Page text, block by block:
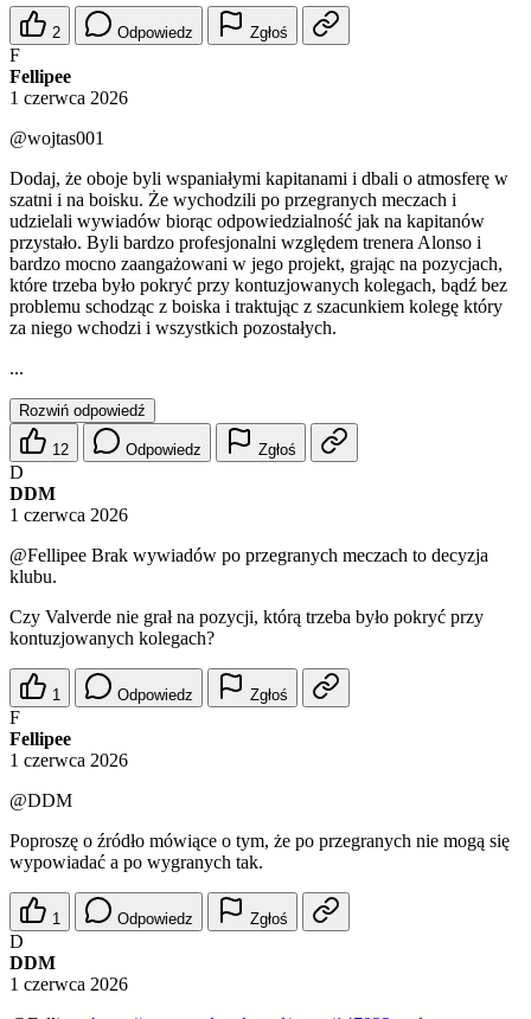
2 Odpowiedz Zgłoś
F
Fellipee
1 czerwca 2026
@wojtas001
Dodaj, że oboje byli wspaniałymi kapitanami i dbali o atmosferę w
szatni i na boisku. Że wychodzili po przegranych meczach i
udzielali wywiadów biorąc odpowiedzialność jak na kapitanów
przystało. Byli bardzo profesjonalni względem trenera Alonso i
bardzo mocno zaangażowani w jego projekt, grając na pozycjach,
które trzeba było pokryć przy kontuzjowanych kolegach, bądź bez
problemu schodząc z boiska i traktując z szacunkiem kolegę który
za niego wchodzi i wszystkich pozostałych.
...
Rozwiń odpowiedź
12 Odpowiedz Zgłoś
D
DDM
1 czerwca 2026
@Fellipee Brak wywiadów po przegranych meczach to decyzja
klubu.
Czy Valverde nie grał na pozycji, którą trzeba było pokryć przy
kontuzjowanych kolegach?
1 Odpowiedz Zgłoś
F
Fellipee
1 czerwca 2026
@DDM
Poproszę o źródło mówiące o tym, że po przegranych nie mogą się
wypowiadać a po wygranych tak.
1 Odpowiedz Zgłoś
D
DDM
1 czerwca 2026